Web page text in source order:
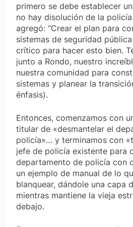
primero se debe establecer
no hay disolución de la
agregó: “Crear el plan para
sistemas de seguridad
crítico para hacer esto bien.
junto a Rondo, nuestro
nuestra comunidad para
sistemas y planear la
énfasis).
Entonces, comenzamos con
titular de «desmantelar el
policía»… y terminamos con
jefe de policía existente para
departamento de policía con
un ejemplo de manual de lo
blanquear, dándole una capa
mientras mantiene la vieja
debajo.